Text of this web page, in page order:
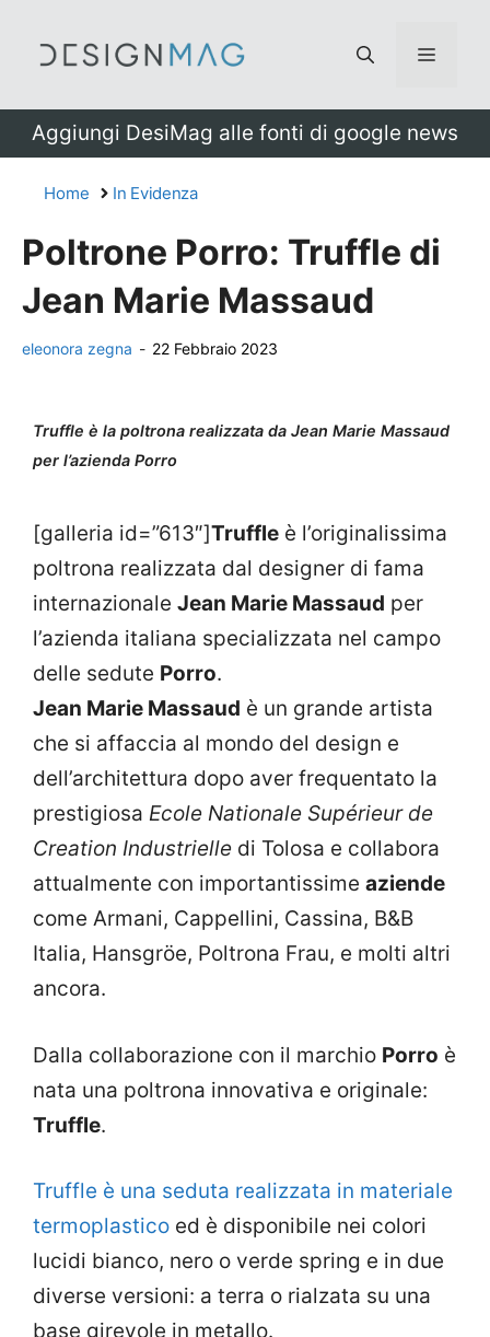
Menu
Aggiungi DesiMag alle fonti di google news
Home In Evidenza
Poltrone Porro: Truffle di
Jean Marie Massaud
eleonora zegna - 22 Febbraio 2023
Truffle è la poltrona realizzata da Jean Marie Massaud
per l’azienda Porro
[galleria id=”613″]Truffle è l’originalissima
poltrona realizzata dal designer di fama
internazionale Jean Marie Massaud per
l’azienda italiana specializzata nel campo
delle sedute Porro.
Jean Marie Massaud è un grande artista
che si affaccia al mondo del design e
dell’architettura dopo aver frequentato la
prestigiosa Ecole Nationale Supérieur de
Creation Industrielle di Tolosa e collabora
attualmente con importantissime aziende
come Armani, Cappellini, Cassina, B&B
Italia, Hansgröe, Poltrona Frau, e molti altri
ancora.
Dalla collaborazione con il marchio Porro è
nata una poltrona innovativa e originale:
Truffle.
Truffle è una seduta realizzata in materiale
termoplastico ed è disponibile nei colori
lucidi bianco, nero o verde spring e in due
diverse versioni: a terra o rialzata su una
base girevole in metallo.